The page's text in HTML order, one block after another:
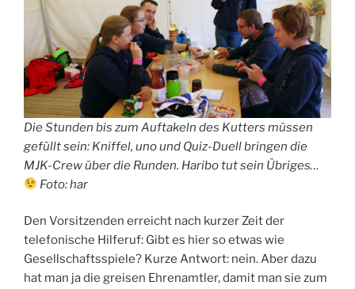
Die Stunden bis zum Auftakeln des Kutters müssen
gefüllt sein: Kniffel, uno und Quiz-Duell bringen die
MJK-Crew über die Runden. Haribo tut sein Übriges…
Foto: har
Den Vorsitzenden erreicht nach kurzer Zeit der
telefonische Hilferuf: Gibt es hier so etwas wie
Gesellschaftsspiele? Kurze Antwort: nein. Aber dazu
hat man ja die greisen Ehrenamtler, damit man sie zum